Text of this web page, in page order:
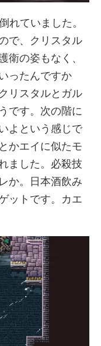
れていました。
で、クリスタル
衛の姿もなく、
ったんですか
リスタルとガル
です。次の階に
よという感じで
かエイに似たモ
ました。必殺技
か。日本酒飲み
ットです。カエ